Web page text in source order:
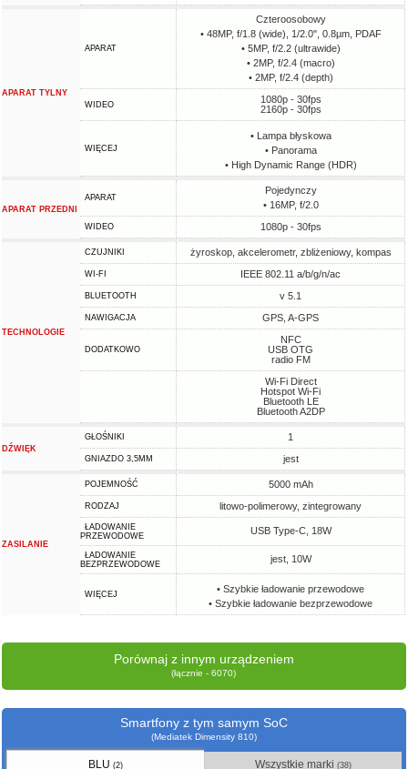
APARAT TYLNY
APARAT
Czteroosobowy
• 48MP, f/1.8 (wide), 1/2.0", 0.8µm, PDAF
• 5MP, f/2.2 (ultrawide)
• 2MP, f/2.4 (macro)
• 2MP, f/2.4 (depth)
WIDEO
1080p - 30fps
2160p - 30fps
WIĘCEJ
• Lampa błyskowa
• Panorama
• High Dynamic Range (HDR)
APARAT PRZEDNI
APARAT
Pojedynczy
• 16MP, f/2.0
WIDEO 1080p - 30fps
TECHNOLOGIE
CZUJNIKI żyroskop, akcelerometr, zbliżeniowy, kompas
WI-FI IEEE 802.11 a/b/g/n/ac
BLUETOOTH v 5.1
NAWIGACJA GPS, A-GPS
DODATKOWO
NFC
USB OTG
radio FM
Wi-Fi Direct
Hotspot Wi-Fi
Bluetooth LE
Bluetooth A2DP
DŹWIĘK
GŁOŚNIKI 1
GNIAZDO 3,5MM jest
ZASILANIE
POJEMNOŚĆ 5000 mAh
RODZAJ litowo-polimerowy, zintegrowany
ŁADOWANIE
PRZEWODOWE
USB Type-C, 18W
ŁADOWANIE
BEZPRZEWODOWE
jest, 10W
WIĘCEJ
• Szybkie ładowanie przewodowe
• Szybkie ładowanie bezprzewodowe
Porównaj z innym urządzeniem
(łącznie - 6070)
Smartfony z tym samym SoC
(Mediatek Dimensity 810)
BLU (2) Wszystkie marki (38)